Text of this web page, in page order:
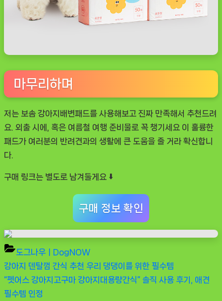
마무리하며
저는 보솜 강아지배변패드를 사용해보고 진짜 만족해서 추천드려
요. 외출 시에, 혹은 여름철 여행 준비물로 꼭 챙기세요 이 훌륭한
패드가 여러분의 반려견과의 생활에 큰 도움을 줄 거라 확신합니
다.
구매 링크는 별도로 남겨둘게요 ⬇️
구매 정보 확인
도그나우ㅣDogNOW
글
탐
Previous
Post:
강아지 덴탈껌 간식 추천 우리 댕댕이를 위한 필수템
Next
Post:
“펫어스 강아지고구마 강아지대용량간식” 솔직 사용 후기, 애견
필수템 인정